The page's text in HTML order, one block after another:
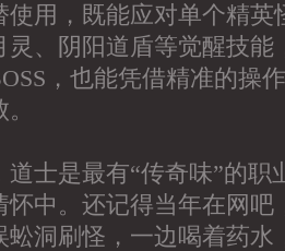
使用，既能应对单个精英
灵、阴阳道盾等觉醒技能
，也能凭借精准的操
士是最有“传奇味”的职
怀中。还记得当年在网吧
蚣洞刷怪，一边喝着药水